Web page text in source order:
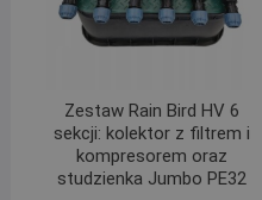
Zestaw Rain Bird HV 6
sekcji: kolektor z filtrem i
kompresorem oraz
studzienka Jumbo PE32